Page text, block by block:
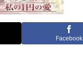
Facebook